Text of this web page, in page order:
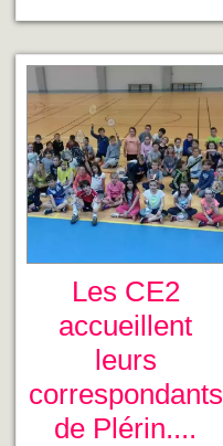
Les CE2
accueillent
leurs
correspondants
de Plérin....